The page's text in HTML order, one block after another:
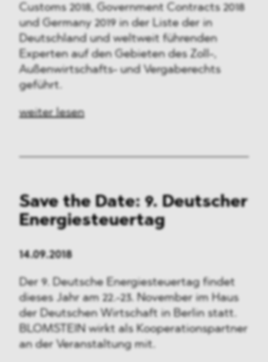
Customs 2018, Government Contracts 2018
und Germany 2019 in der Liste der in
Deutschland und weltweit führenden
Experten auf den Gebieten des Zoll-,
Außenwirtschafts- und Vergaberechts
geführt.
weiter lesen
Save the Date: 9. Deutscher
Energiesteuertag
14.09.2018
Der 9. Deutsche Energiesteuertag findet
dieses Jahr am 22.-23. November im Haus
der Deutschen Wirtschaft in Berlin statt.
BLOMSTEIN wirkt als Kooperationspartner
an der Veranstaltung mit.